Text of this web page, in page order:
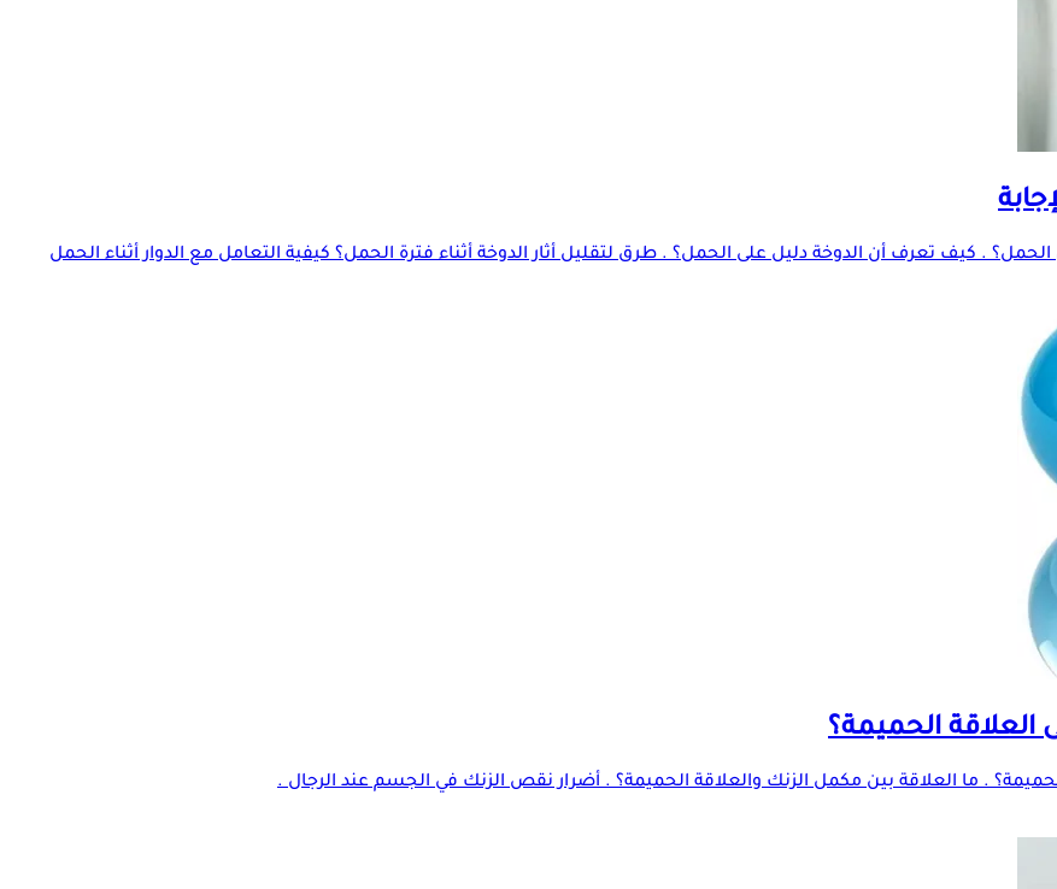
. كيف تعرف أن الدوخة دليل على الحمل؟ . طرق لتقليل أثار الدوخة أثناء فترة الحمل؟ كيفية التعامل مع الدوار أثناء الحمل
العلاقة الحميمة؟
. ما العلاقة بين مكمل الزنك والعلاقة الحميمة؟ . أضرار نقص الزنك في الجسم عند الرجال .